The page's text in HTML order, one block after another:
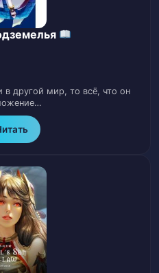
опасности
или
поражённая молнией
зомби
её голове
во сне
клубнику
в другой мир, то всё, что он